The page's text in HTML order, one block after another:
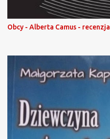
Obcy - Alberta Camus - recenzja